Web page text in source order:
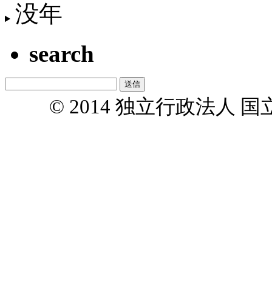
没年
search
© 2014 独立行政法人 国